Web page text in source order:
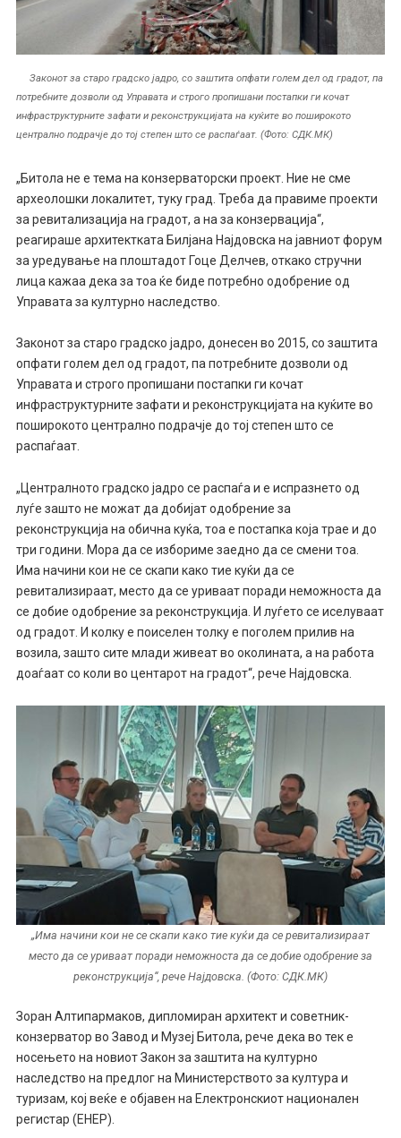
Законот за старо градско јадро, со заштита опфати голем дел од градот, па
потребните дозволи од Управата и строго пропишани постапки ги кочат
инфраструктурните зафати и реконструкцијата на куќите во поширокото
централно подрачје до тој степен што се распаѓаат. (Фото: СДК.МК)
„Битола не е тема на конзерваторски проект. Ние не сме
археолошки локалитет, туку град. Треба да правиме проекти
за ревитализација на градот, а на за конзервација“,
реагираше архитектката Билјана Најдовска на јавниот форум
за уредување на плоштадот Гоце Делчев, откако стручни
лица кажаа дека за тоа ќе биде потребно одобрение од
Управата за културно наследство.
Законот за старо градско јадро, донесен во 2015, со заштита
опфати голем дел од градот, па потребните дозволи од
Управата и строго пропишани постапки ги кочат
инфраструктурните зафати и реконструкцијата на куќите во
поширокото централно подрачје до тој степен што се
распаѓаат.
„Централното градско јадро се распаѓа и е испразнето од
луѓе зашто не можат да добијат одобрение за
реконструкција на обична куќа, тоа е постапка која трае и до
три години. Мора да се избориме заедно да се смени тоа.
Има начини кои не се скапи како тие куќи да се
ревитализираат, место да се уриваат поради неможноста да
се добие одобрение за реконструкција. И луѓето се иселуваат
од градот. И колку е поиселен толку е поголем прилив на
возила, зашто сите млади живеат во околината, а на работа
доаѓаат со коли во центарот на градот“, рече Најдовска.
„Има начини кои не се скапи како тие куќи да се ревитализираат
место да се уриваат поради неможноста да се добие одобрение за
реконструкција“, рече Најдовска. (Фото: СДК.МК)
Зоран Алтипармаков, дипломиран архитект и советник-
конзерватор во Завод и Музеј Битола, рече дека во тек е
носењето на новиот Закон за заштита на културно
наследство на предлог на Министерството за култура и
туризам, кој веќе е објавен на Електронскиот национален
регистар (ЕНЕР).